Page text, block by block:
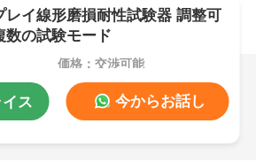
レイ線形磨損耐性試験器 調整可
数の試験モード
価格：交渉可能
ス 今からお話し